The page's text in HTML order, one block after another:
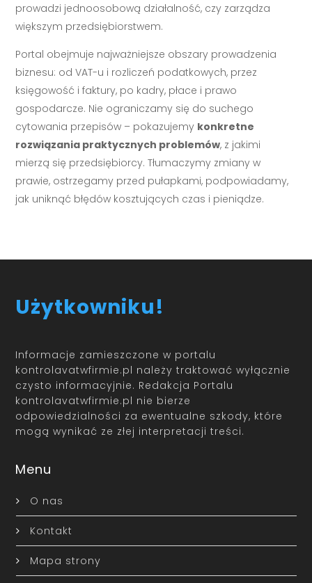
prowadzi jednoosobową działalność, czy zarządza
większym przedsiębiorstwem.
Portal obejmuje najważniejsze obszary prowadzenia
biznesu: od VAT-u i rozliczeń podatkowych, przez
księgowość i faktury, po kadry, płace i prawo
gospodarcze. Nie ograniczamy się do suchego
cytowania przepisów – pokazujemy konkretne
rozwiązania praktycznych problemów, z jakimi
mierzą się przedsiębiorcy. Tłumaczymy zmiany w
prawie, ostrzegamy przed pułapkami, podpowiadamy,
jak uniknąć błędów kosztujących czas i pieniądze.
Użytkowniku!
Informacje zamieszczone w portalu
kontrolavatwfirmie.pl należy traktować wyłącznie
czysto informacyjnie. Redakcja Portalu
kontrolavatwfirmie.pl nie bierze
odpowiedzialności za ewentualne szkody, które
mogą wynikać ze złej interpretacji treści.
Menu
O nas
Kontakt
Mapa strony